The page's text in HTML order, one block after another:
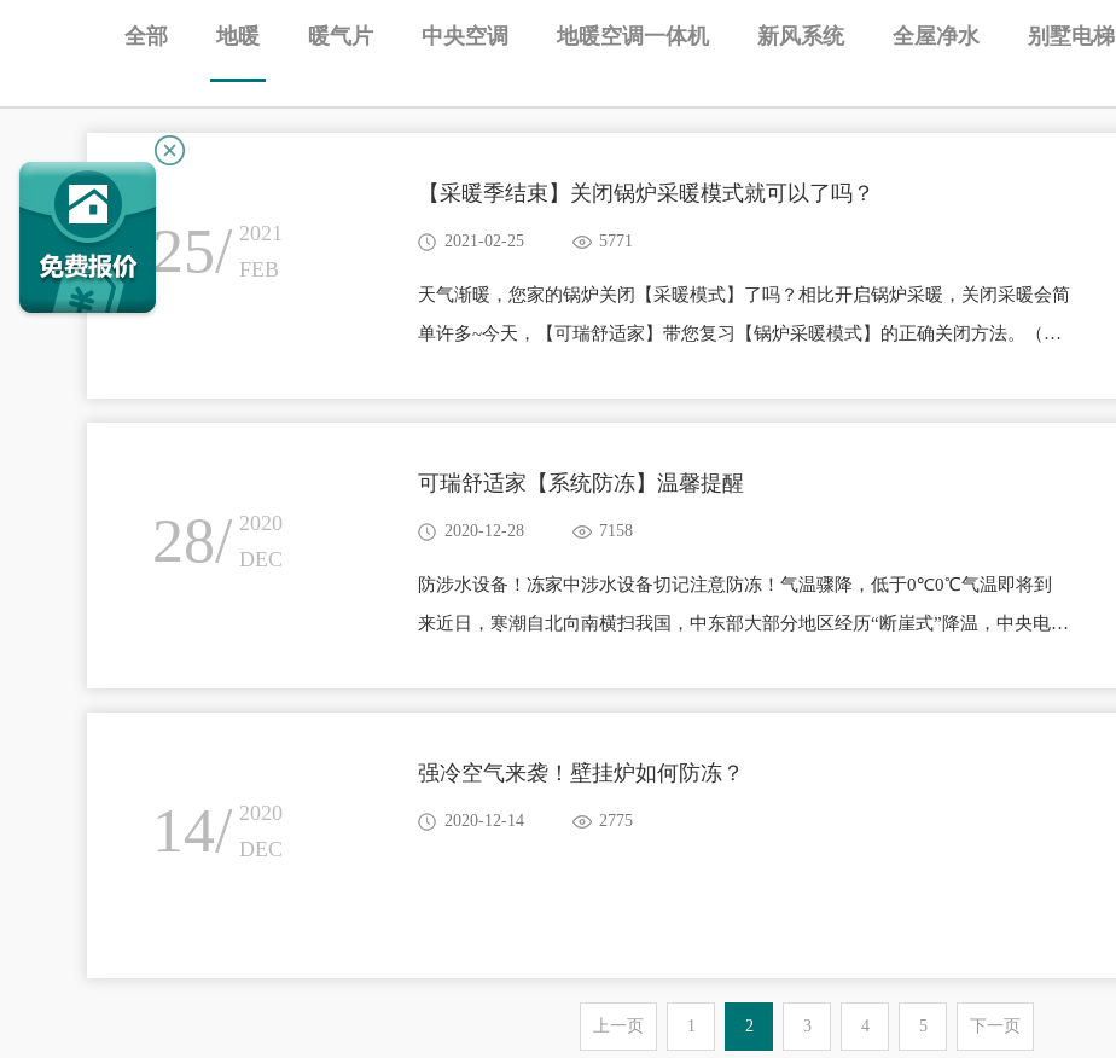
全部 地暖 暖气片 中央空调 地暖空调一体机 新风系统 全屋净水 别墅电梯
25/ 2021
FEB
【采暖季结束】关闭锅炉采暖模式就可以了吗？
2021-02-25 5771
天气渐暖，您家的锅炉关闭【采暖模式】了吗？相比开启锅炉采暖，关闭采暖会简
单许多~今天，【可瑞舒适家】带您复习【锅炉采暖模式】的正确关闭方法。（设
面时；向左旋转
28/ 2020
DEC
可瑞舒适家【系统防冻】温馨提醒
2020-12-28 7158
防涉水设备！冻家中涉水设备切记注意防冻！气温骤降，低于0℃0℃气温即将到
来近日，寒潮自北向南横扫我国，中东部大部分地区经历“断崖式”降温，中央电视
区域窗户，注意室内的保温
14/ 2020
DEC
强冷空气来袭！壁挂炉如何防冻？
2020-12-14 2775
上一页 1 2 3 4 5 下一页